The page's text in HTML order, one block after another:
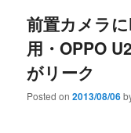
前置カメラ
用・OPPO
がリーク
Posted on2013/08/06